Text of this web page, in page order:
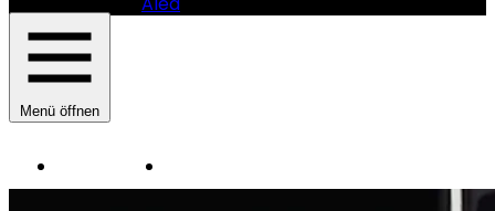
Menü öffnen
Instrumente